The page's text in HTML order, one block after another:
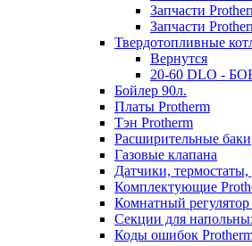
Запчасти
Запчасти
Твердотопливные
Вернутся
20-60 DLO -
Бойлер 90л.
Платы Protherm
Тэн Protherm
Расширительные баки
Газовые клапана
Датчики,
Комплектующие
Комнатный
Секции для
Коды ошибок